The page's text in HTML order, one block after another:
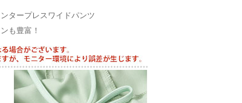
タープレスワイドパンツ
も豊富！